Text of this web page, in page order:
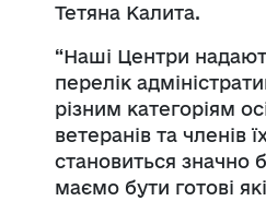
Тетяна Калита.
“Наші Центри
перелік
різним категоріям
ветеранів та членів
становиться значно
маємо бути готові